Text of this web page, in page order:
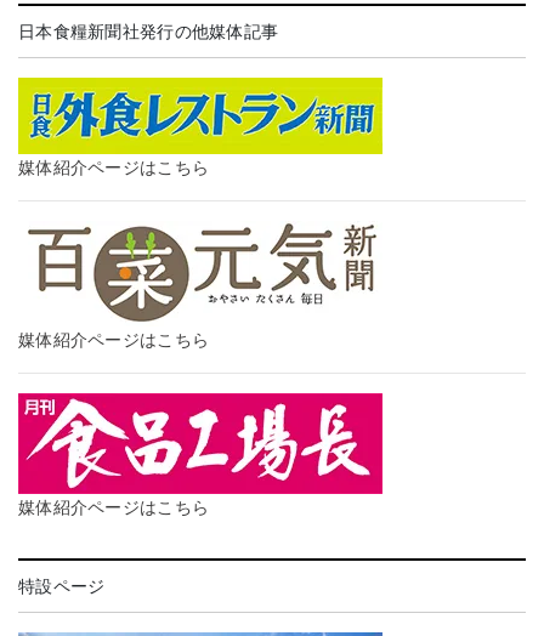
日本食糧新聞社発行の他媒体記事
媒体紹介ページはこちら
媒体紹介ページはこちら
媒体紹介ページはこちら
特設ページ